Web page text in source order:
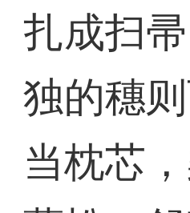
扎成扫
独的穗
当枕芯，